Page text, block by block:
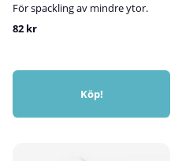
För spackling av mindre ytor.
82 kr
Köp!